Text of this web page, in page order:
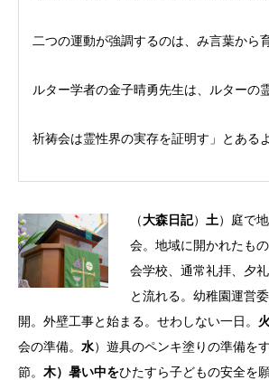
二つの運動が強調するのは、み言葉から
ルター学者の金子晴勇先生は、ルター
祈祷会は霊性界の実存を証明す」とある
（大森日記） 土）庭で
会。地域に開かれたもの
会学校、通常礼拝、夕
と流れる。幼稚園運営委
開。外壁工事と始まる。せわしない一日。 火
会の準備。 水）遊具のペンキ塗りの準備を
節。 木）暑い中をひたすら子どもの安全を願